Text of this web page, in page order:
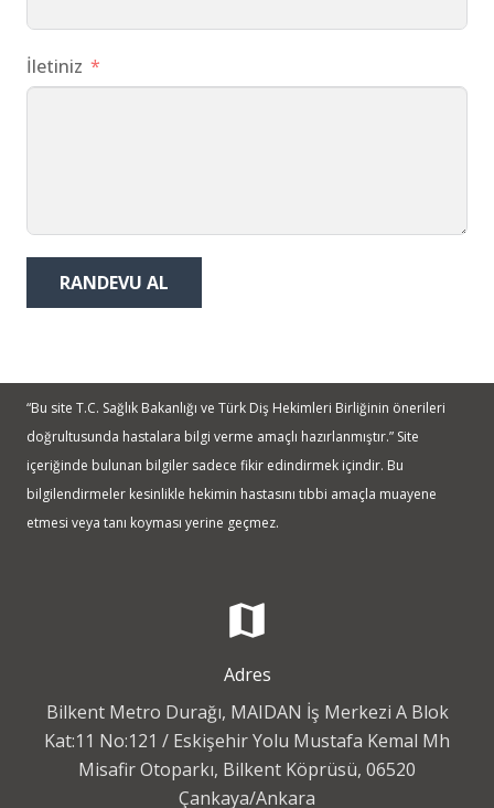
İletiniz
RANDEVU AL
“Bu site T.C. Sağlık Bakanlığı ve Türk Diş Hekimleri Birliğinin önerileri
doğrultusunda hastalara bilgi verme amaçlı hazırlanmıştır.” Site
içeriğinde bulunan bilgiler sadece fikir edindirmek içindir. Bu
bilgilendirmeler kesinlikle hekimin hastasını tıbbi amaçla muayene
etmesi veya tanı koyması yerine geçmez.
map
Adres
Bilkent Metro Durağı, MAIDAN İş Merkezi A Blok
Kat:11 No:121 / Eskişehir Yolu Mustafa Kemal Mh
Misafir Otoparkı, Bilkent Köprüsü, 06520
Çankaya/Ankara